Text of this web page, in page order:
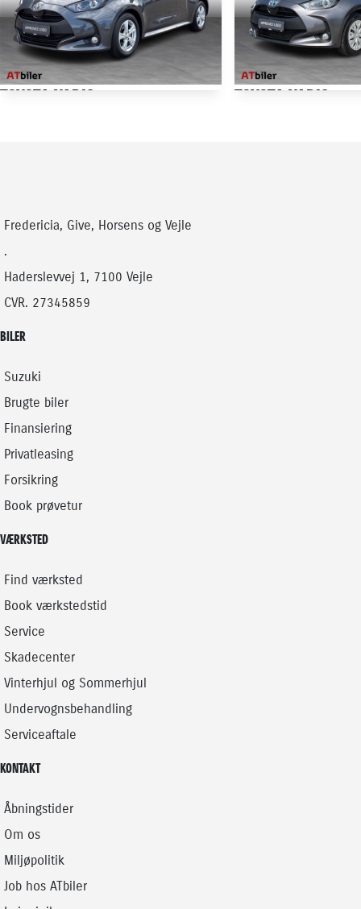
TOYOTA YARIS TOYOTA YARIS
Fredericia, Give, Horsens og Vejle
.
Haderslevvej 1, 7100 Vejle
CVR. 27345859
BILER
Suzuki
Brugte biler
Finansiering
Privatleasing
Forsikring
Book prøvetur
VÆRKSTED
Find værksted
Book værkstedstid
Service
Skadecenter
Vinterhjul og Sommerhjul
Undervognsbehandling
Serviceaftale
KONTAKT
Åbningstider
Om os
Miljøpolitik
Job hos ATbiler